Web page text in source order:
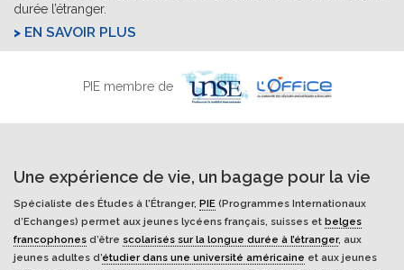
durée l’étranger.
EN SAVOIR PLUS
PIE membre de
Une expérience de vie, un bagage pour la vie
Spécialiste des Études à l'Étranger, PIE (Programmes Internationaux
d’Echanges) permet aux jeunes lycéens français, suisses et belges
francophones d’être scolarisés sur la longue durée à l’étranger, aux
jeunes adultes d’étudier dans une université américaine et aux jeunes